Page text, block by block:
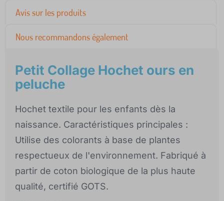
Avis sur les produits
Nous recommandons également
Petit Collage Hochet ours en
peluche
Hochet textile pour les enfants dès la
naissance. Caractéristiques principales :
Utilise des colorants à base de plantes
respectueux de l'environnement. Fabriqué à
partir de coton biologique de la plus haute
qualité, certifié GOTS.